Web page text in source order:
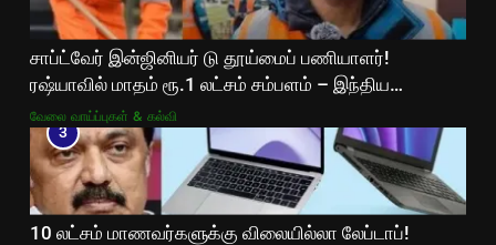
சாப்ட்வேர் இன்ஜினியர் டு தூய்மைப் பணியாளர்!
ரஷ்யாவில் மாதம் ரூ.1 லட்சம் சம்பளம் – இந்திய
இளைஞரின் வைரல் கதை!
வேலை வாய்ப்புகள் & கல்வி
3
10 லட்சம் மாணவர்களுக்கு விலையில்லா லேப்டாப்!